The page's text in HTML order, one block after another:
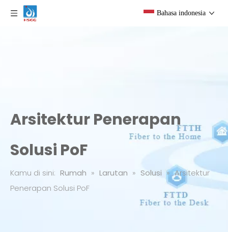
Bahasa indonesia
Arsitektur Penerapan
Solusi PoF
Kamu di sini: Rumah » Larutan » Solusi » Arsitektur
Penerapan Solusi PoF